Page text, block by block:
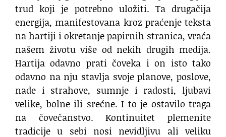
trud koji je potrebno uložiti. Ta drugačija
energija, manifestovana kroz praćenje teksta
na hartiji i okretanje papirnih stranica, vraća
našem životu više od nekih drugih medija.
Hartija odavno prati čoveka i on isto tako
odavno na nju stavlja svoje planove, poslove,
nade i strahove, sumnje i radosti, ljubavi
velike, bolne ili srećne. I to je ostavilo traga
na čovečanstvo. Kontinuitet plemenite
tradicije u sebi nosi nevidljivu ali veliku